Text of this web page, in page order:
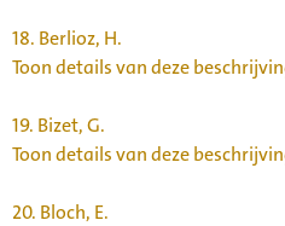
18. Berlioz, H.
Toon details van deze
19. Bizet, G.
Toon details van deze
20. Bloch, E.